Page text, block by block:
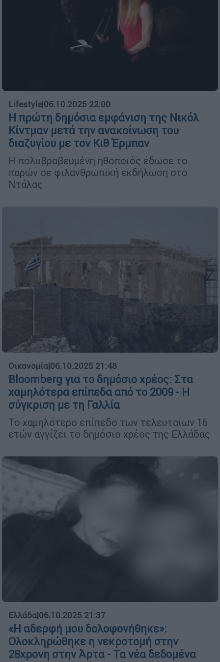
Lifestyle|06.10.2025 22:00
Η πρώτη δημόσια εμφάνιση της Νικόλ
Κίντμαν μετά την ανακοίνωση του
διαζυγίου με τον Κιθ Έρμπαν
Η πολυβραβευμένη ηθοποιός έδωσε το
παρών σε φιλανθρωπική εκδήλωση στο
Ντάλας
Οικονομία|06.10.2025 21:48
Bloomberg για το δημόσιο χρέος: Στα
χαμηλότερα επίπεδα από το 2009 - Η
σύγκριση με τη Γαλλία
Το χαμηλότερο επίπεδο των τελευταίων 16
ετών αγγίζει το δημόσιο χρέος της Ελλάδας
Ελλάδα|06.10.2025 21:37
«Η αδερφή μου δολοφονήθηκε»:
Ολοκληρώθηκε η νεκροτομή στην
28χρονη στην Άρτα - Τα νέα δεδομένα